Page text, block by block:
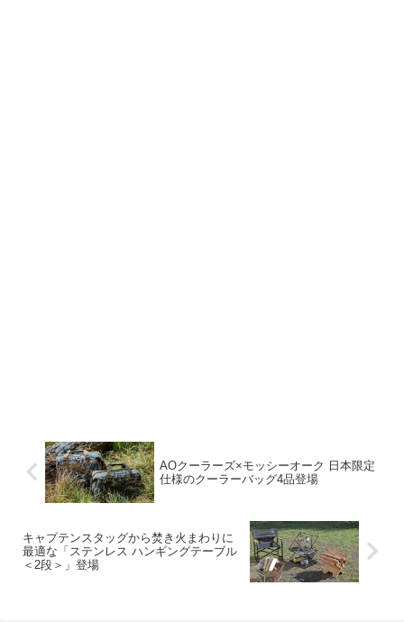
AOクーラーズ×モッシーオーク 日本限定
仕様のクーラーバッグ4品登場
キャプテンスタッグから焚き火まわりに
最適な「ステンレス ハンギングテーブル
＜2段＞」登場